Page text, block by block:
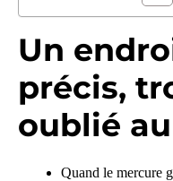
Un
précis,
oublié
Quand le mercure